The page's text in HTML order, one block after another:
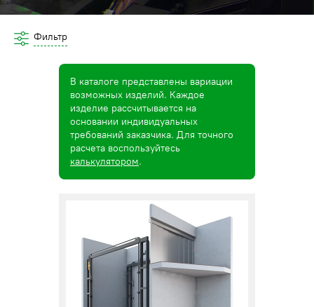
Фильтр
В каталоге представлены вариации
возможных изделий. Каждое
изделие рассчитывается на
основании индивидуальных
требований заказчика. Для точного
расчета воспользуйтесь
калькулятором.